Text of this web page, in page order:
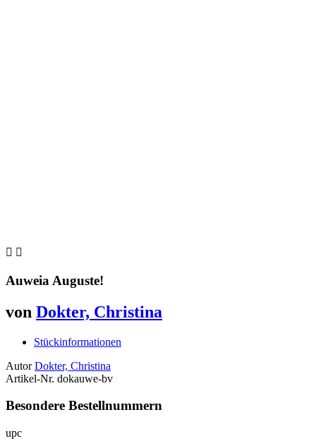
 
Auweia Auguste!
von Dokter, Christina
Stückinformationen
Autor Dokter, Christina
Artikel-Nr. dokauwe-bv
Besondere Bestellnummern
upc